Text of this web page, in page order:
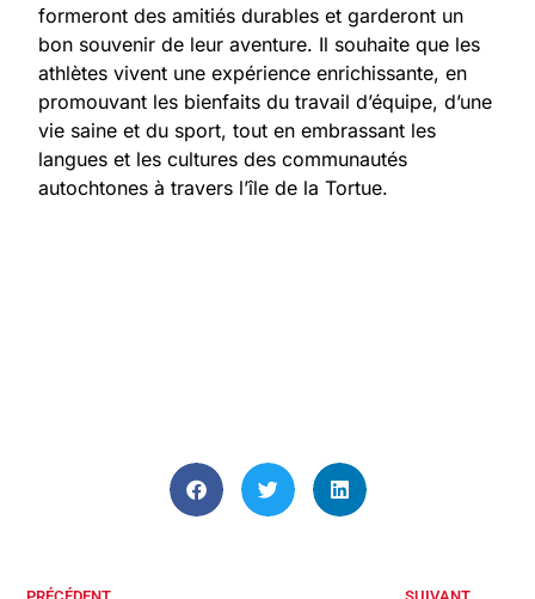
formeront des amitiés durables et garderont un
bon souvenir de leur aventure. Il souhaite que les
athlètes vivent une expérience enrichissante, en
promouvant les bienfaits du travail d’équipe, d’une
vie saine et du sport, tout en embrassant les
langues et les cultures des communautés
autochtones à travers l’île de la Tortue.